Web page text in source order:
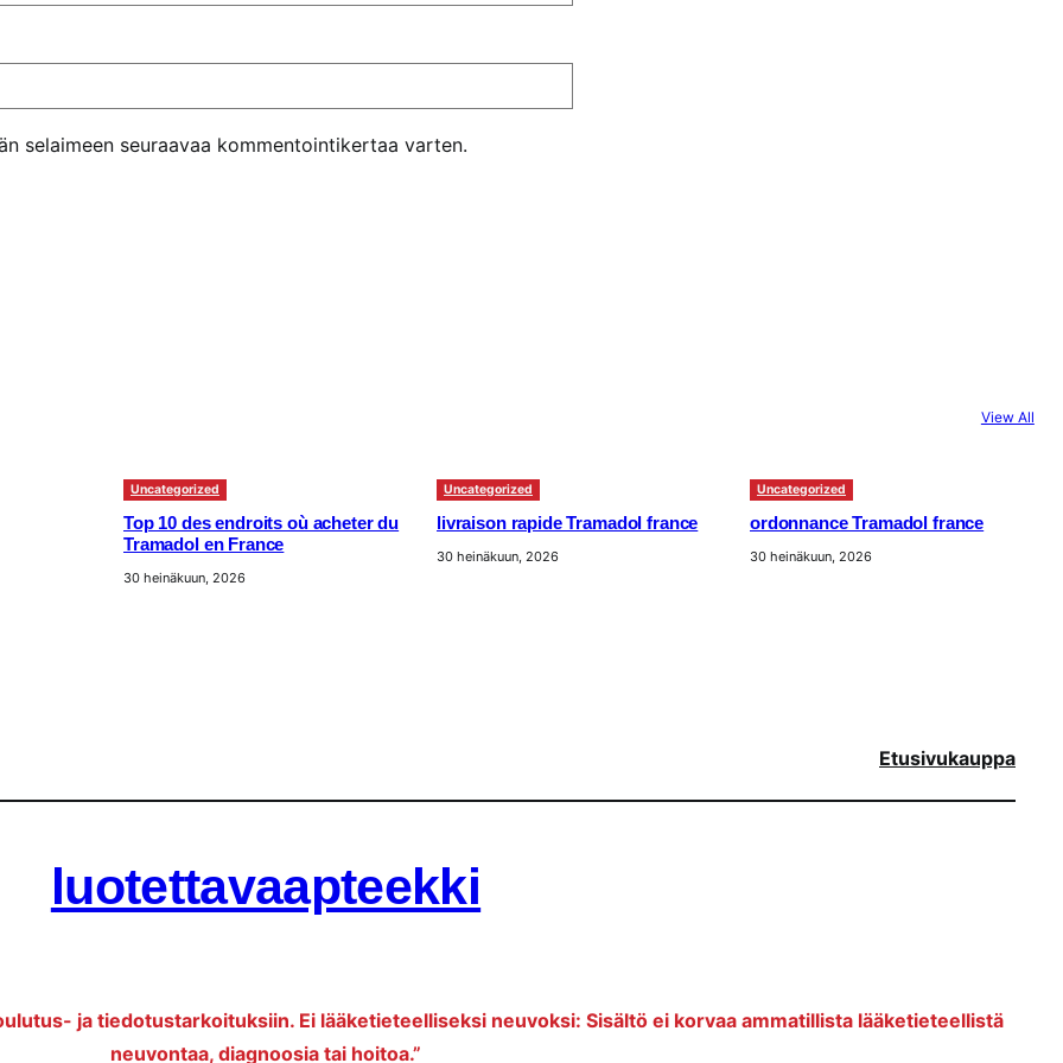
selaimeen seuraavaa kommentointikertaa varten.
View All
Uncategorized
Top 10 des endroits où acheter du
Tramadol en France
30 heinäkuun, 2026
Uncategorized
livraison rapide Tramadol france
30 heinäkuun, 2026
Uncategorized
ordonnance Tramadol france
30 heinäkuun, 2026
Etusivukauppa
luotettavaapteekki
ja tiedotustarkoituksiin. Ei lääketieteelliseksi neuvoksi: Sisältö ei korvaa ammatillista lääketieteellistä
neuvontaa, diagnoosia tai hoitoa.”